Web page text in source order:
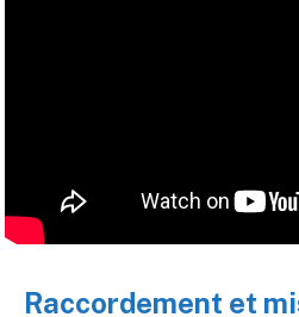
Raccordement et